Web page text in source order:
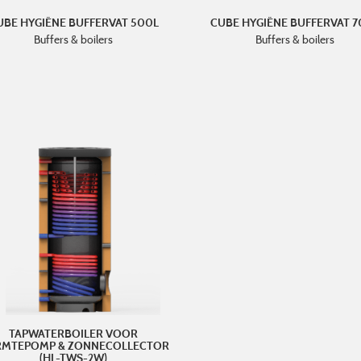
HYGIËNE BUFFERVAT 500L
Buffers & boilers
CUBE HYGIËNE BUFFERVAT
Buffers & boilers
TAPWATERBOILER VOOR
& ZONNECOLLECTOR
(HL-TWS-2W)